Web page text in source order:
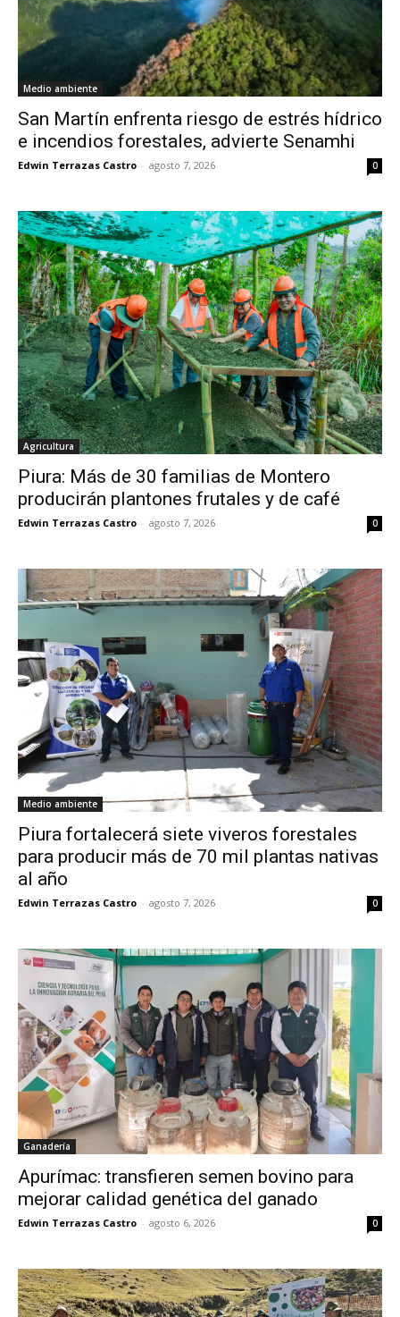
Medio ambiente
San Martín enfrenta riesgo de estrés hídrico
e incendios forestales, advierte Senamhi
Edwin Terrazas Castro - agosto 7, 2026 0
Agricultura
Piura: Más de 30 familias de Montero
producirán plantones frutales y de café
Edwin Terrazas Castro - agosto 7, 2026 0
Medio ambiente
Piura fortalecerá siete viveros forestales
para producir más de 70 mil plantas nativas
al año
Edwin Terrazas Castro - agosto 7, 2026 0
Ganadería
Apurímac: transfieren semen bovino para
mejorar calidad genética del ganado
Edwin Terrazas Castro - agosto 6, 2026 0